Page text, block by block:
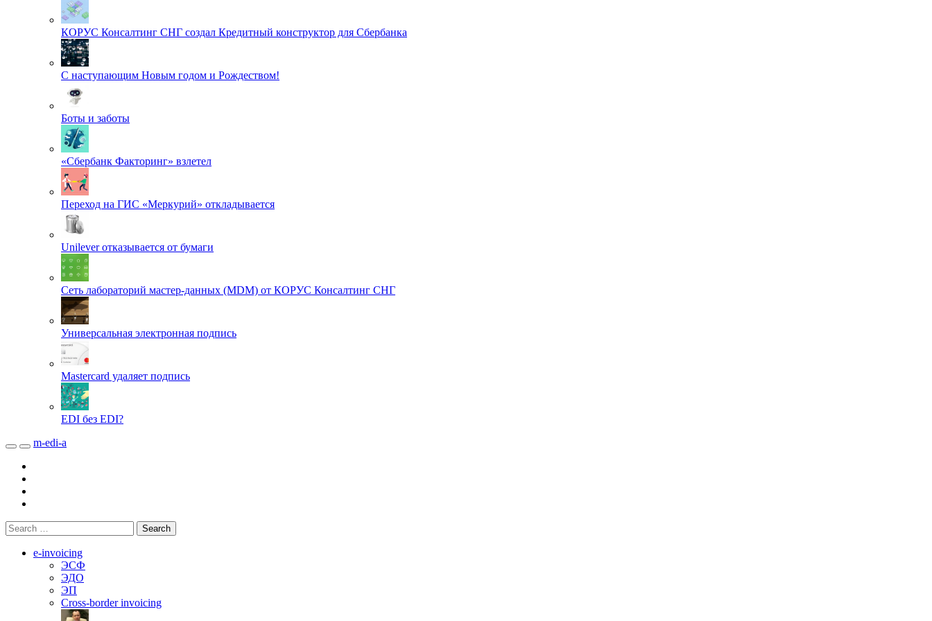
КОРУС Консалтинг СНГ создал Кредитный конструктор для Сбербанка
С наступающим Новым годом и Рождеством!
Боты и заботы
«Сбербанк Факторинг» взлетел
Переход на ГИС «Меркурий» откладывается
Unilever отказывается от бумаги
Сеть лабораторий мастер-данных (MDM) от КОРУС Консалтинг СНГ
Универсальная электронная подпись
Mastercard удаляет подпись
EDI без EDI?
m-edi-a
e-invoicing
ЭСФ
ЭДО
ЭП
Cross-border invoicing